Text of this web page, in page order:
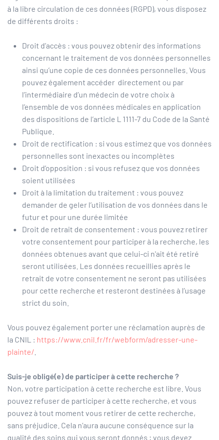
à la libre circulation de ces données (RGPD), vous disposez
de différents droits :
Droit d’accès : vous pouvez obtenir des informations
concernant le traitement de vos données personnelles
ainsi qu’une copie de ces données personnelles. Vous
pouvez également accéder directement ou par
l’intermédiaire d’un médecin de votre choix à
l’ensemble de vos données médicales en application
des dispositions de l’article L 1111-7 du Code de la Santé
Publique.
Droit de rectification : si vous estimez que vos données
personnelles sont inexactes ou incomplètes
Droit d’opposition : si vous refusez que vos données
soient utilisées
Droit à la limitation du traitement : vous pouvez
demander de geler l’utilisation de vos données dans le
futur et pour une durée limitée
Droit de retrait de consentement : vous pouvez retirer
votre consentement pour participer à la recherche, les
données obtenues avant que celui-ci n'ait été retiré
seront utilisées. Les données recueillies après le
retrait de votre consentement ne seront pas utilisées
pour cette recherche et resteront destinées à l’usage
strict du soin.
Vous pouvez également porter une réclamation auprès de
la CNIL : https://www.cnil.fr/fr/webform/adresser-une-
plainte/
Suis-je obligé(e) de participer à cette recherche ?
Non, votre participation à cette recherche est libre. Vous
pouvez refuser de participer à cette recherche, et vous
pouvez à tout moment vous retirer de cette recherche,
sans préjudice. Cela n’aura aucune conséquence sur la
qualité des soins qui vous seront donnés ; vous devez